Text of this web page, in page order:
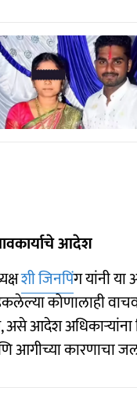
आदेश
शी जिनपिंग यांनी
कोणालाही
आदेश अधिकाऱ्यांना
आगीच्या कारणाचा